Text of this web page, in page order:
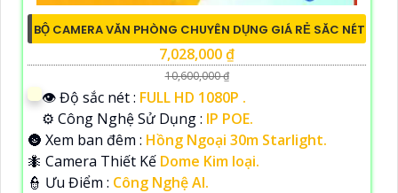
BỘ CAMERA VĂN PHÒNG CHUYÊN DỤNG GIÁ RẺ SĂC NÉT
7,028,000 ₫
10,600,000 ₫
👁 Độ sắc nét : FULL HD 1080P .
⚙ Công Nghệ Sử Dụng : IP POE.
🌚 Xem ban đêm : Hồng Ngoại 30m Starlight.
🐜 Camera Thiết Kế Dome Kim loại.
️👮 Ưu Điểm : Công Nghệ AI.